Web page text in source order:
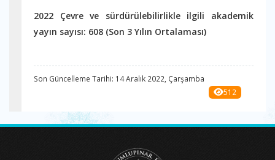
2022 Çevre ve sürdürülebilirlikle ilgili akademik
yayın sayısı: 608 (Son 3 Yılın Ortalaması)
Son Güncelleme Tarihi: 14 Aralık 2022, Çarşamba
512